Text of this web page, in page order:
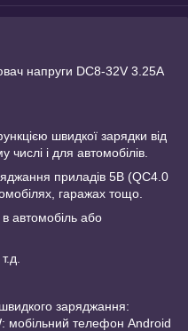
напруги DC8-32V 3.25A
швидкої зарядки від
і для автомобілів.
приладів 5В (QC4.0
гаражах тощо.
автомобіль або
заряджання:
мобільний телефон Android